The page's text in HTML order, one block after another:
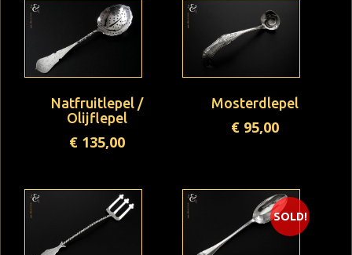
Natfruitlepel /
Olijflepel
€ 135,00
Mosterdlepel
€95,00
SOLD!